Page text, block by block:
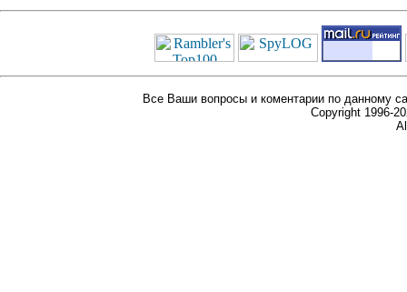
Все Ваши вопросы и коментарии по данному
Copyright 1996-